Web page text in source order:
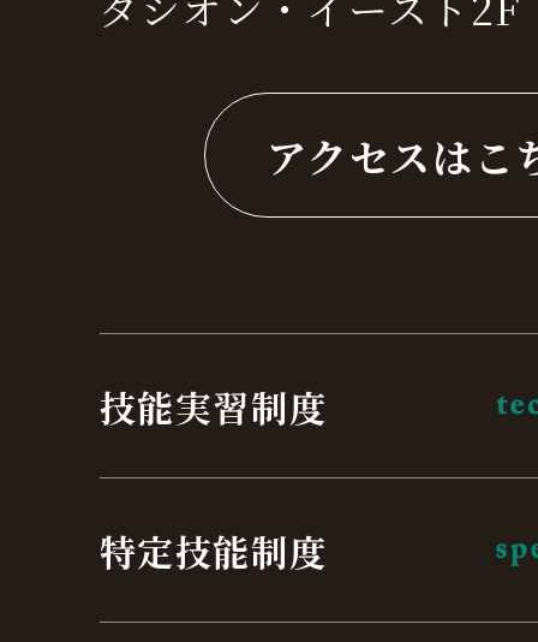
アクセスはこ
技能実習制度
特定技能制度